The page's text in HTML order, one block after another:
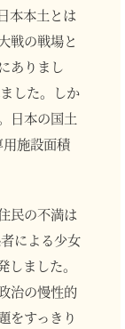
本本土とは
戦の戦場と
ありまし
した。しか
日本の国土
施設面積
民の不満は
による少女
ました。
治の慢性的
をすっきり